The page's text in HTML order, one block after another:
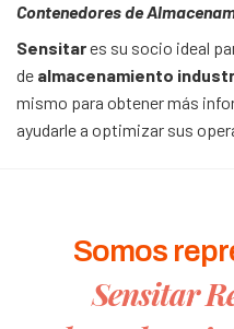
Contenedores de
Sensitares su socio ideal
de almacenamiento
mismo para obtener más
ayudarle a optimizar sus
Somos
Sensitar